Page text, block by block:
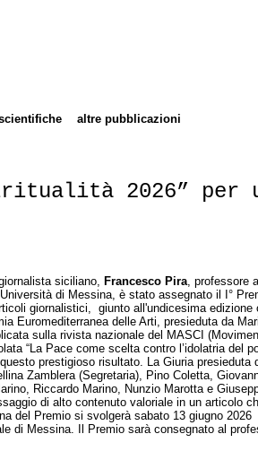
altre pubblicazioni
2026” per
siciliano, Francesco Pira, professore
di Messina, è stato assegnato il I°
giornalistici, giunto all'undicesima edizione
Euromediterranea delle Arti, presieduta da
sulla rivista nazionale del MASCI
“La Pace come scelta contro l’idolatria del
prestigioso risultato. La Giuria presieduta
Zamblera (Segretaria), Pino Coletta,
Riccardo Marino, Nunzio Marotta e
di alto contenuto valoriale in un articolo
del Premio si svolgerà sabato 13 giugno
di Messina. Il Premio sarà consegnato al